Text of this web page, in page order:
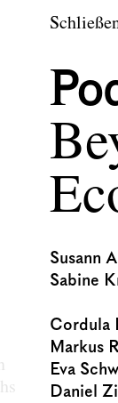
Susann
Sabine
Cordula
Markus
Eva
Daniel